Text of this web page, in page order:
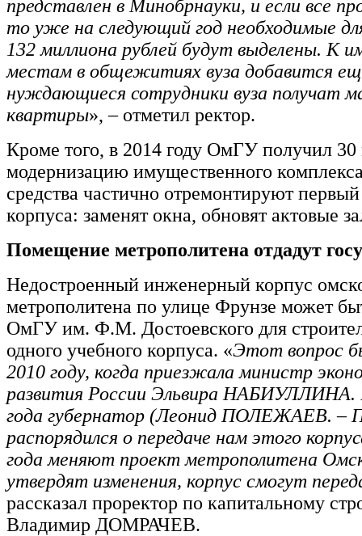
представлен в Минобрнауки, и если все
то уже на следующий год необходимые
132 миллиона рублей будут выделены. К
местам в общежитиях вуза добавится
нуждающиеся сотрудники вуза получат
квартиры», – отметил ректор.
Кроме того, в 2014 году ОмГУ получил 30
модернизацию имущественного
средства частично отремонтируют
корпуса: заменят окна, обновят актовые
Помещение метрополитена отдадут
Недостроенный инженерный корпус
метрополитена по улице Фрунзе может
ОмГУ им. Ф.М. Достоевского для
одного учебного корпуса. «Этот вопрос
2010 году, когда приезжала министр
развития России Эльвира НАБИУЛЛИНА.
года губернатор (Леонид ПОЛЕЖАЕВ. –
распорядился о передаче нам этого
года меняют проект метрополитена
утвердят изменения, корпус смогут
рассказал проректор по капитальному
Владимир ДОМРАЧЕВ.